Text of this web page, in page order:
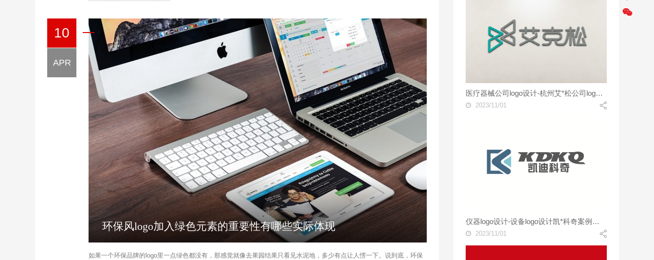
10
APR
环保风logo加入绿色元素的重要性有哪些实际体现
如果一个环保品牌的logo里一点绿色都没有，那感觉就像去果园结果只看见水泥地，多少有点让人愣一下。说到底，环保
医疗器械公司logo设计-杭州艾*松公司logo设计案例
2023/11/01
仪器logo设计-设备logo设计凯*科奇案例欣赏
2023/11/01